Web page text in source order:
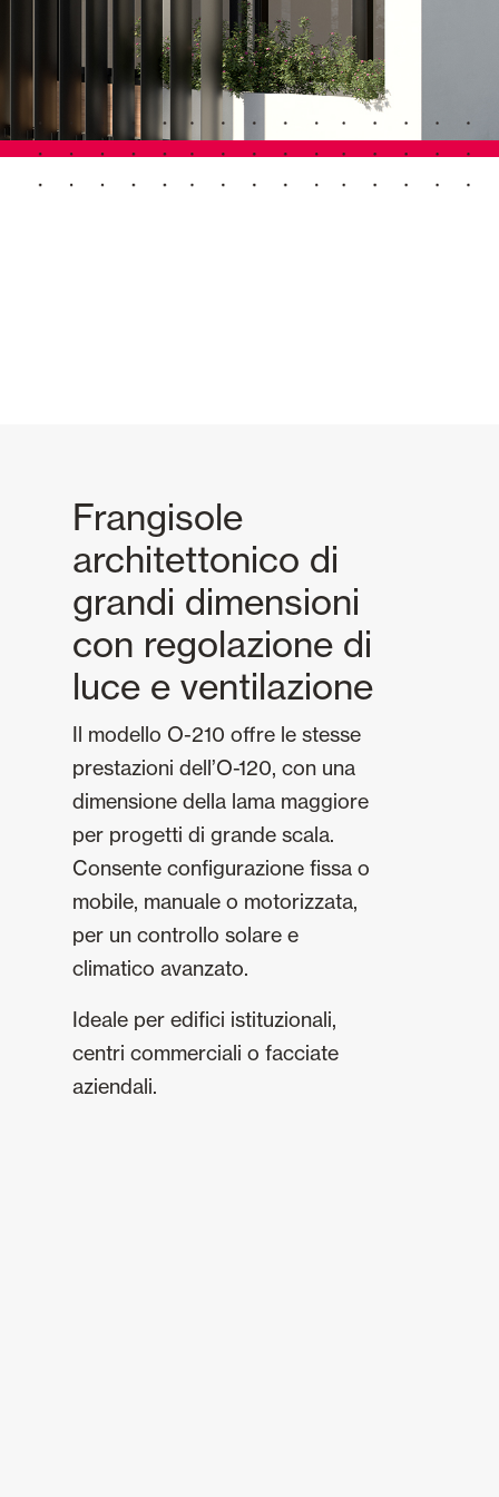
Porte Automatiche
Frangisole
architettonico di
grandi dimensioni
con regolazione di
luce e ventilazione
Il modello O-210 offre le stesse
prestazioni dell’O-120, con una
dimensione della lama maggiore
per progetti di grande scala.
Consente configurazione fissa o
mobile, manuale o motorizzata,
per un controllo solare e
climatico avanzato.
Ideale per edifici istituzionali,
centri commerciali o facciate
aziendali.